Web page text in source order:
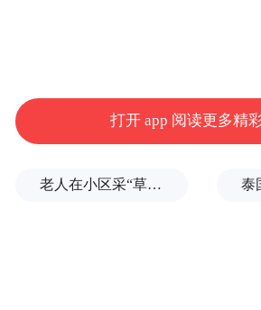
半张面部特写，双眼裹挟着
扎与绝望的多重复杂情绪，
压抑宿命。画面中部苍劲凌
打开 app 阅读更多精
老人在小区采“草药”煮水，妻子喝了昏迷进医院ICU，儿子则精神错乱、摔得遍体鳞伤